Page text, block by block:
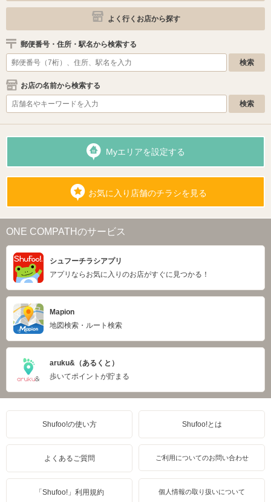
よく行くお店から探す
郵便番号・住所・駅名から検索する
お店の名前から検索する
Myエリアを設定する
お気に入り店舗のチラシを見る
ONE COMPATHのサービス
シュフーチラシアプリ
アプリならお気に入りのお店がすぐに見つかる！
Mapion
地図検索・ルート検索
aruku&（あるくと）
歩いてポイントが貯まる
Shufoo!の使い方 Shufoo!とは
よくあるご質問 ご利用についてのお問い合わせ
「Shufoo!」利用規約 個人情報の取り扱いについて